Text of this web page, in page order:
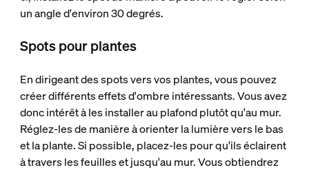
un angle d'environ 30 degrés.
Spots pour plantes
En dirigeant des spots vers vos plantes, vous pouvez
créer différents effets d'ombre intéressants. Vous avez
donc intérêt à les installer au plafond plutôt qu'au mur.
Réglez-les de manière à orienter la lumière vers le bas
et la plante. Si possible, placez-les pour qu'ils éclairent
à travers les feuilles et jusqu'au mur. Vous obtiendrez